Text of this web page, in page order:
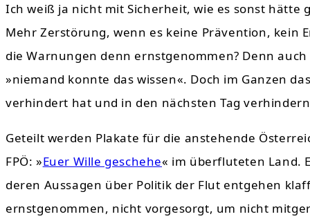
Ich weiß ja nicht mit Sicherheit, wie es sonst
Mehr Zerstörung, wenn es keine Prävention, kein
die Warnungen denn ernstgenommen? Denn
»niemand konnte das wissen«. Doch im Ganzen
verhindert hat und in den nächsten Tag
Geteilt werden Plakate für die anstehende
FPÖ: »Euer Wille geschehe« im überfluteten Land.
deren Aussagen über Politik der Flut entgehen
ernstgenommen, nicht vorgesorgt, um nicht